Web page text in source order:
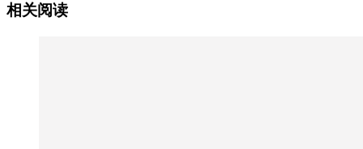
相关阅读